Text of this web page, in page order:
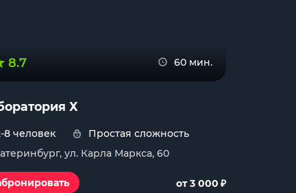
8.7 60 мин.
Х
8 человек
Простая сложность
ул. Карла Маркса, 60
от 3 000 ₽